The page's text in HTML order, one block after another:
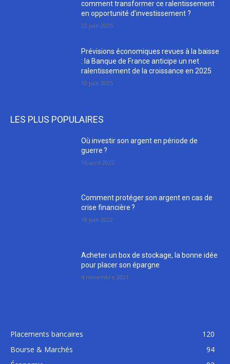
comment transformer ce ralentissement
en opportunité d’investissement ?
22 juin 2025
Prévisions économiques revues à la baisse
: la Banque de France anticipe un net
ralentissement de la croissance en 2025
10 juin 2025
LES PLUS POPULAIRES
Où investir son argent en période de
guerre ?
16 avril 2022
Comment protéger son argent en cas de
crise financière ?
18 juin 2022
Acheter un box de stockage, la bonne idée
pour placer son épargne
4 novembre 2021
Placements bancaires
120
Bourse & Marchés
94